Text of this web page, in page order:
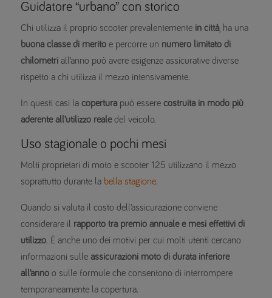
Guidatore “urbano” con storico
Chi utilizza il proprio scooter prevalentemente in città , ha una
buona classe di merito e percorre un numero limitato di
chilometri all’anno può avere esigenze assicurative diverse
rispetto a chi utilizza il mezzo intensivamente.
In questi casi la copertura può essere costruita in modo più
aderente all’utilizzo realedel veicolo.
Uso stagionale o pochi mesi
Molti proprietari di moto e scooter 125 utilizzano il mezzo
soprattutto durante la bella stagione.
Quando si valuta il costo dell’assicurazione conviene
considerare il rapporto tra premio annuale e mesi effettivi di
utilizzo. È anche uno dei motivi per cui molti utenti cercano
informazioni sulle assicurazioni moto di durata inferiore
all’anno o sulle formule che consentono di interrompere
temporaneamente la copertura.